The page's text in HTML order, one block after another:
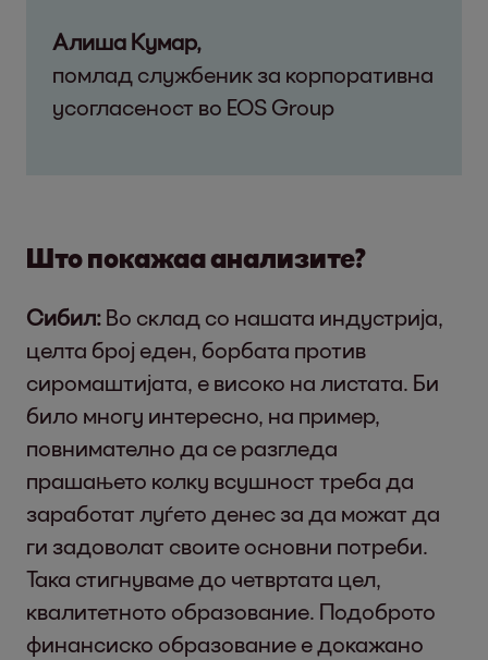
Алиша Кумар,
помлад службеник за корпоративна
усогласеност во EOS Group
Што покажаа анализите?
Сибил: Во склад со нашата индустрија,
целта број еден, борбата против
сиромаштијата, е високо на листата. Би
било многу интересно, на пример,
повнимателно да се разгледа
прашањето колку всушност треба да
заработат луѓето денес за да можат да
ги задоволат своите основни потреби.
Така стигнуваме до четвртата цел,
квалитетното образование. Подоброто
финансиско образование е докажано